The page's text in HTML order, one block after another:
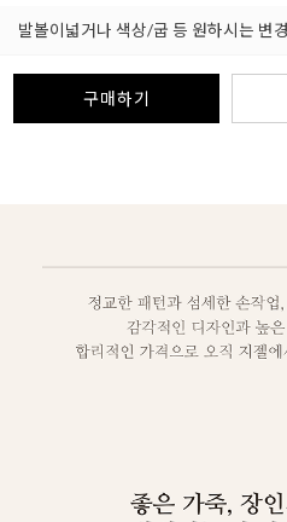
발볼이넓거나 색상/굽 등 원하시는 변
구매하기